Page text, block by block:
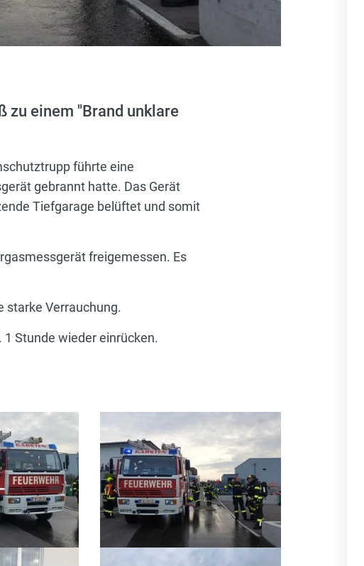
zu einem "Brand unklare
führte eine
gebrannt hatte. Das Gerät
Tiefgarage belüftet und somit
freigemessen. Es
starke Verrauchung.
Stunde wieder einrücken.